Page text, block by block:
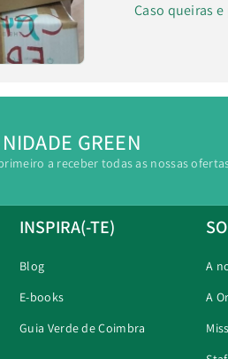
Caso queiras
GREEN
a receber todas as nossas
INSPIRA(-TE)
Blog
E-books
Guia Verde de Coimbra
A
A